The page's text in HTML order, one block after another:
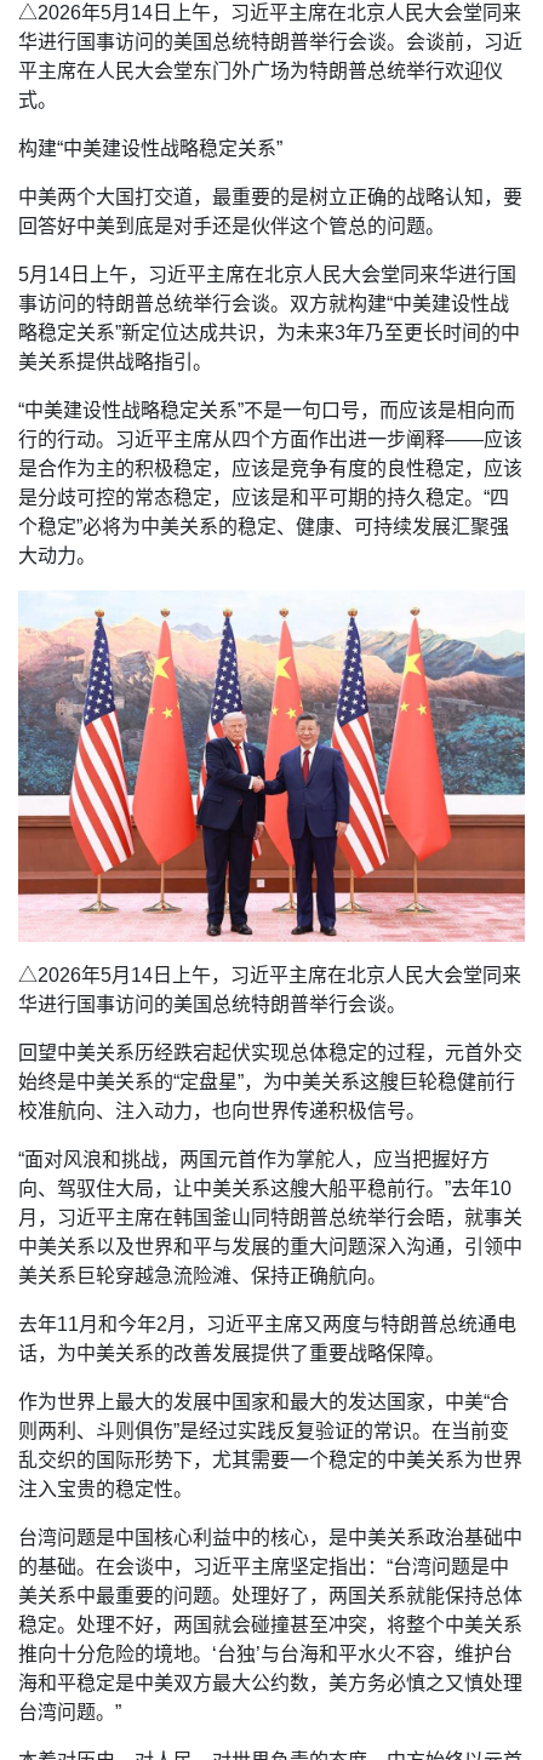
△2026年5月14日上午，习近平主席在北京人民大会堂同来
华进行国事访问的美国总统特朗普举行会谈。会谈前，习近
平主席在人民大会堂东门外广场为特朗普总统举行欢迎仪
式。
构建“中美建设性战略稳定关系”
中美两个大国打交道，最重要的是树立正确的战略认知，要
回答好中美到底是对手还是伙伴这个管总的问题。
5月14日上午，习近平主席在北京人民大会堂同来华进行国
事访问的特朗普总统举行会谈。双方就构建“中美建设性战
略稳定关系”新定位达成共识，为未来3年乃至更长时间的中
美关系提供战略指引。
“中美建设性战略稳定关系”不是一句口号，而应该是相向而
行的行动。习近平主席从四个方面作出进一步阐释——应该
是合作为主的积极稳定，应该是竞争有度的良性稳定，应该
是分歧可控的常态稳定，应该是和平可期的持久稳定。“四
个稳定”必将为中美关系的稳定、健康、可持续发展汇聚强
大动力。
△2026年5月14日上午，习近平主席在北京人民大会堂同来
华进行国事访问的美国总统特朗普举行会谈。
回望中美关系历经跌宕起伏实现总体稳定的过程，元首外交
始终是中美关系的“定盘星”，为中美关系这艘巨轮稳健前行
校准航向、注入动力，也向世界传递积极信号。
“面对风浪和挑战，两国元首作为掌舵人，应当把握好方
向、驾驭住大局，让中美关系这艘大船平稳前行。”去年10
月，习近平主席在韩国釜山同特朗普总统举行会晤，就事关
中美关系以及世界和平与发展的重大问题深入沟通，引领中
美关系巨轮穿越急流险滩、保持正确航向。
去年11月和今年2月，习近平主席又两度与特朗普总统通电
话，为中美关系的改善发展提供了重要战略保障。
作为世界上最大的发展中国家和最大的发达国家，中美“合
则两利、斗则俱伤”是经过实践反复验证的常识。在当前变
乱交织的国际形势下，尤其需要一个稳定的中美关系为世界
注入宝贵的稳定性。
台湾问题是中国核心利益中的核心，是中美关系政治基础中
的基础。在会谈中，习近平主席坚定指出：“台湾问题是中
美关系中最重要的问题。处理好了，两国关系就能保持总体
稳定。处理不好，两国就会碰撞甚至冲突，将整个中美关系
推向十分危险的境地。‘台独’与台海和平水火不容，维护台
海和平稳定是中美双方最大公约数，美方务必慎之又慎处理
台湾问题。”